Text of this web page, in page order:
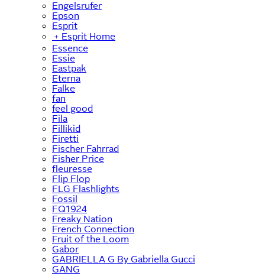
Engelsrufer
Epson
Esprit
﹢ Esprit Home
Essence
Essie
Eastpak
Eterna
Falke
fan
feel good
Fila
Fillikid
Firetti
Fischer Fahrrad
Fisher Price
fleuresse
Flip Flop
FLG Flashlights
Fossil
FQ1924
Freaky Nation
French Connection
Fruit of the Loom
Gabor
GABRIELLA G By Gabriella Gucci
GANG